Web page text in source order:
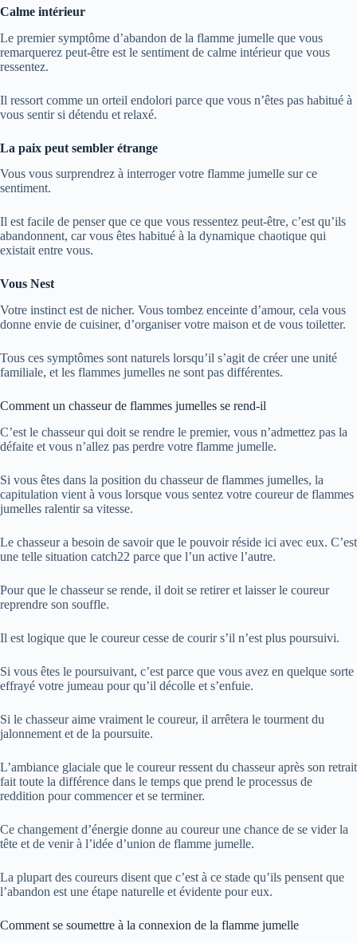
Calme intérieur
Le premier symptôme d’abandon de la flamme jumelle que vous
remarquerez peut-être est le sentiment de calme intérieur que vous
ressentez.
Il ressort comme un orteil endolori parce que vous n’êtes pas habitué à
vous sentir si détendu et relaxé.
La paix peut sembler étrange
Vous vous surprendrez à interroger votre flamme jumelle sur ce
sentiment.
Il est facile de penser que ce que vous ressentez peut-être, c’est qu’ils
abandonnent, car vous êtes habitué à la dynamique chaotique qui
existait entre vous.
Vous Nest
Votre instinct est de nicher. Vous tombez enceinte d’amour, cela vous
donne envie de cuisiner, d’organiser votre maison et de vous toiletter.
Tous ces symptômes sont naturels lorsqu’il s’agit de créer une unité
familiale, et les flammes jumelles ne sont pas différentes.
Comment un chasseur de flammes jumelles se rend-il
C’est le chasseur qui doit se rendre le premier, vous n’admettez pas la
défaite et vous n’allez pas perdre votre flamme jumelle.
Si vous êtes dans la position du chasseur de flammes jumelles, la
capitulation vient à vous lorsque vous sentez votre coureur de flammes
jumelles ralentir sa vitesse.
Le chasseur a besoin de savoir que le pouvoir réside ici avec eux. C’est
une telle situation catch22 parce que l’un active l’autre.
Pour que le chasseur se rende, il doit se retirer et laisser le coureur
reprendre son souffle.
Il est logique que le coureur cesse de courir s’il n’est plus poursuivi.
Si vous êtes le poursuivant, c’est parce que vous avez en quelque sorte
effrayé votre jumeau pour qu’il décolle et s’enfuie.
Si le chasseur aime vraiment le coureur, il arrêtera le tourment du
jalonnement et de la poursuite.
L’ambiance glaciale que le coureur ressent du chasseur après son retrait
fait toute la différence dans le temps que prend le processus de
reddition pour commencer et se terminer.
Ce changement d’énergie donne au coureur une chance de se vider la
tête et de venir à l’idée d’union de flamme jumelle.
La plupart des coureurs disent que c’est à ce stade qu’ils pensent que
l’abandon est une étape naturelle et évidente pour eux.
Comment se soumettre à la connexion de la flamme jumelle